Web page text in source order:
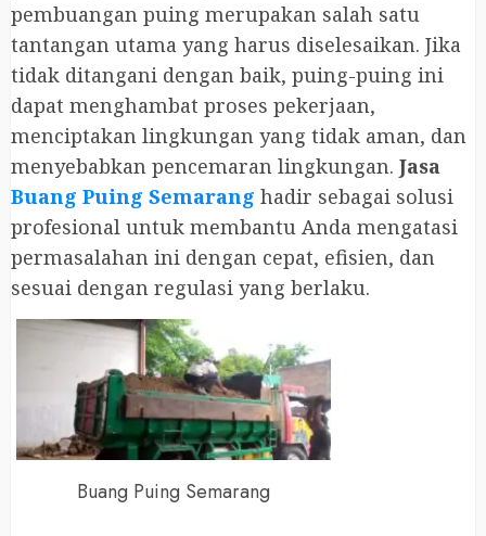
pembuangan puing merupakan salah satu
tantangan utama yang harus diselesaikan. Jika
tidak ditangani dengan baik, puing-puing ini
dapat menghambat proses pekerjaan,
menciptakan lingkungan yang tidak aman, dan
menyebabkan pencemaran lingkungan. Jasa
Buang Puing Semarang hadir sebagai solusi
profesional untuk membantu Anda mengatasi
permasalahan ini dengan cepat, efisien, dan
sesuai dengan regulasi yang berlaku.
Buang Puing Semarang